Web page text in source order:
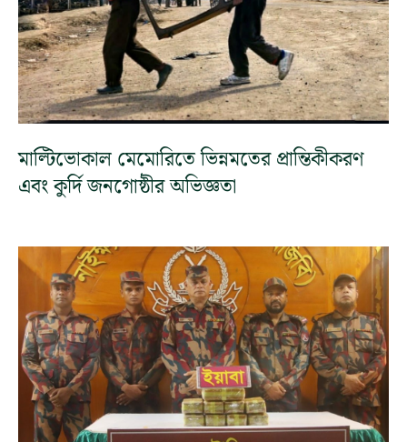
মাল্টিভোকাল মেমোরিতে ভিন্নমতের প্রান্তিকীকরণ
এবং কুর্দি জনগোষ্ঠীর অভিজ্ঞতা